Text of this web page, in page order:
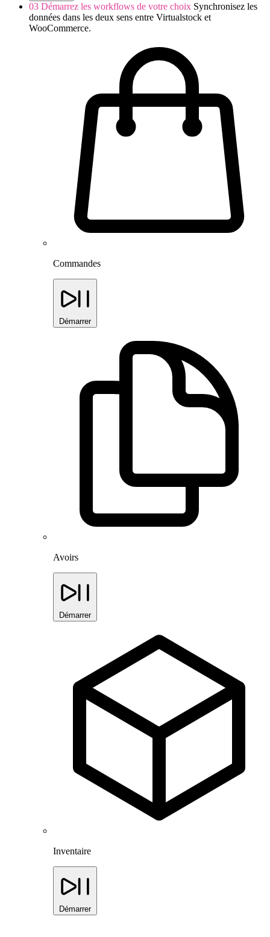
03 Démarrez les workflows de votre choix Synchronisez les
données dans les deux sens entre Virtualstock et
WooCommerce.
Commandes
Démarrer
Avoirs
Démarrer
Inventaire
Démarrer